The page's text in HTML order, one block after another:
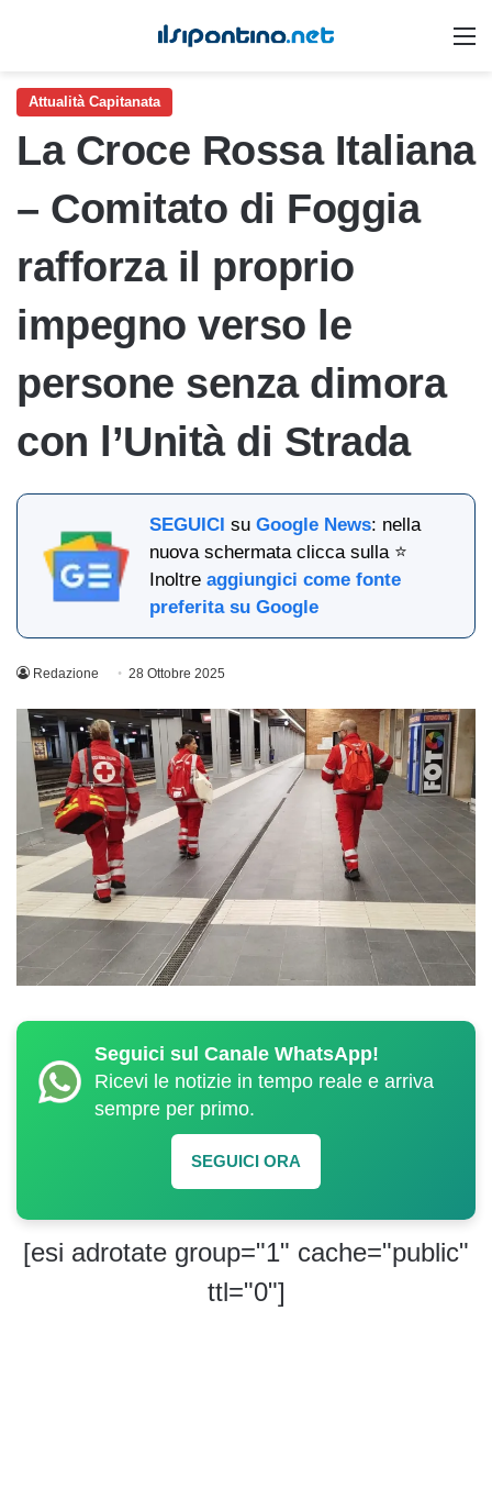
Attualità Capitanata
La Croce Rossa Italiana
– Comitato di Foggia
rafforza il proprio
impegno verso le
persone senza dimora
con l’Unità di Strada
SEGUICI suGoogle News: nella
nuova schermata clicca sulla ⭐
Inoltreaggiungici come fonte
preferita su Google
Redazione 28 Ottobre 2025
Seguici sul Canale WhatsApp!
Ricevi le notizie in tempo reale e arriva
sempre per primo.
SEGUICI ORA
[esi adrotate group="1" cache="public"
ttl="0"]